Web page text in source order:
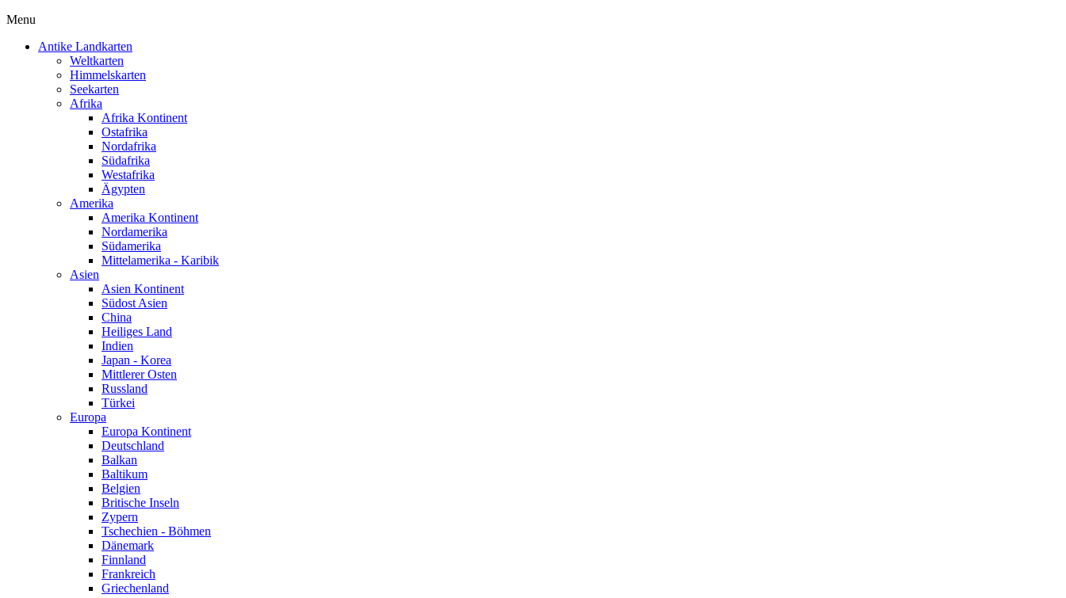
Menu
Antike Landkarten
Weltkarten
Himmelskarten
Seekarten
Afrika
Afrika Kontinent
Ostafrika
Nordafrika
Südafrika
Westafrika
Ägypten
Amerika
Amerika Kontinent
Nordamerika
Südamerika
Mittelamerika - Karibik
Asien
Asien Kontinent
Südost Asien
China
Heiliges Land
Indien
Japan - Korea
Mittlerer Osten
Russland
Türkei
Europa
Europa Kontinent
Deutschland
Balkan
Baltikum
Belgien
Britische Inseln
Zypern
Tschechien - Böhmen
Dänemark
Finnland
Frankreich
Griechenland